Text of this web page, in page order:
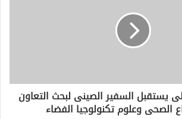
يستقبل السفير الصينى لبحث التعاون
الصحى وعلوم تكنولوجيا الفضاء